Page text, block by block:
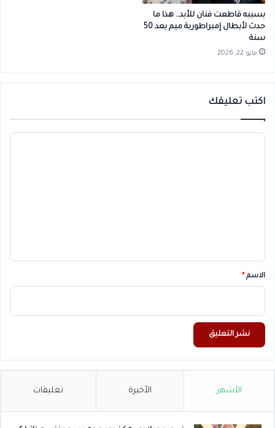
بسببه قاطعت فنان للأبد.. هذا ما
حدث لأبطال إمبراطورية ميم بعد 50
سنة
مايو 22, 2026
اكتب تعليقك
*
الاسم*
الأشهر الأخيرة تعليقات